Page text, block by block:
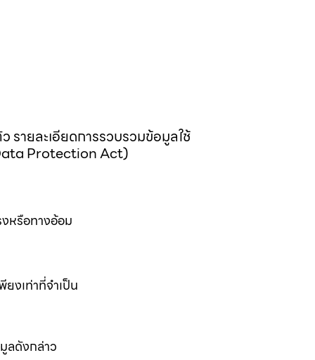
รายละเอียดการรวบรวมข้อมูลใช้
Protection Act)
หรือทางอ้อม
งเท่าที่จำเป็น
ลดังกล่าว